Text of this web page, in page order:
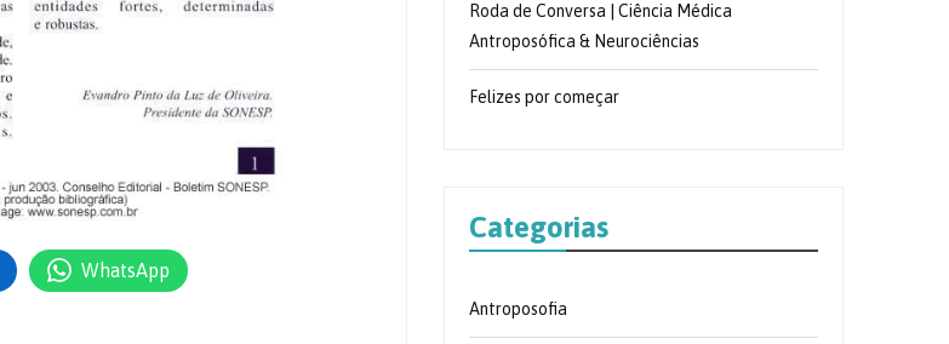
WhatsApp
Roda de Conversa | Ciência Médica
Antroposófica & Neurociências
Felizes por começar
Categorias
Antroposofia